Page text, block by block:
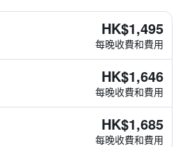
HK$1,495
每晚收費和費用
HK$1,646
每晚收費和費用
HK$1,685
每晚收費和費用